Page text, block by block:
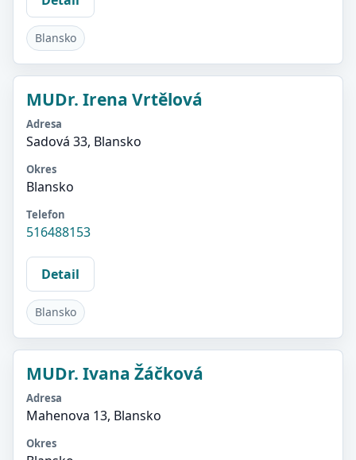
Blansko
MUDr. Irena Vrtělová
Adresa
Sadová 33, Blansko
Okres
Blansko
Telefon
516488153
Detail
Blansko
MUDr. Ivana Žáčková
Adresa
Mahenova 13, Blansko
Okres